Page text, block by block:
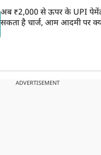
अब ₹2,000 से ऊपर के UPI
सकता है चार्ज, आम आदमी पर
ADVERTISEMENT